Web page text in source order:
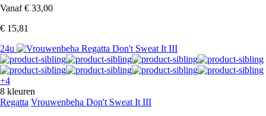
Vanaf € 33,00
€ 15,81
24u
+4
8 kleuren
Regatta Vrouwenbeha Don't Sweat It III